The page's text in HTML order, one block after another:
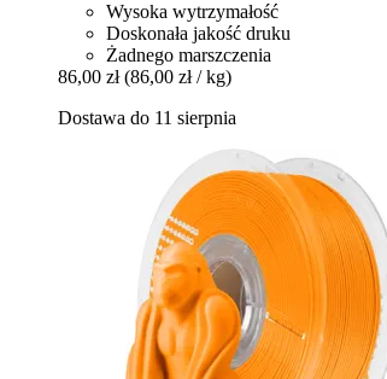
Wysoka wytrzymałość
Doskonała jakość druku
Żadnego marszczenia
86,00 zł (86,00 zł / kg)
Dostawa do 11 sierpnia